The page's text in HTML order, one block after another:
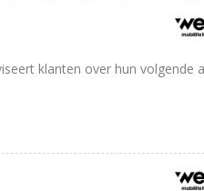
klanten over hun volgende